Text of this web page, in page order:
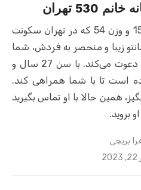
تهران
خانمی جوان و جذاب با قد 157 و وزن 54 که در تهران سکونت
زیبا و منحصر به فردش، شما
را به دنیایی از عشق و شادی دعوت می‌کند. با سن 27 سال و
است تا با شما همراهی کند.
همین حالا با او تماس بگیرید
بروید.
بریچی